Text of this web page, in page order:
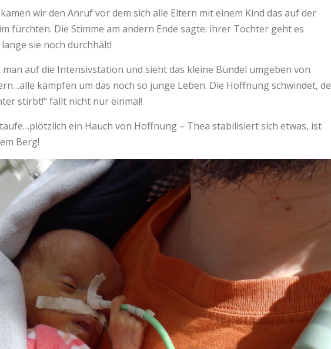
wir den Anruf vor dem sich alle Eltern mit einem Kind das auf der
fürchten. Die Stimme am andern Ende sagte: ihrer Tochter geht es
sie noch durchhält!
auf die Intensivstation und sieht das kleine Bündel umgeben von
kämpfen um das noch so junge Leben. Die Hoffnung schwindet,
stirbt!“ fällt nicht nur einmal!
ein Hauch von Hoffnung – Thea stabilisiert sich etwas, ist
Berg!